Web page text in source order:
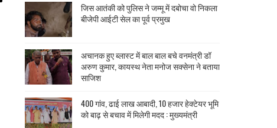
जिस आतंकी को पुलिस ने जम्मू में दबोचा वो निकला
बीजेपी आईटी सेल का पूर्व प्रमुख
अचानक हुए ब्लास्ट में बाल बाल बचे वनमंत्री डॉ
अरुण कुमार, कायस्थ नेता मनोज सक्सेना ने बताया
साजिश
400 गांव, ढाई लाख आबादी, 10 हजार हेक्टेयर भूमि
को बाढ़ से बचाव में मिलेगी मदद : मुख्यमंत्री